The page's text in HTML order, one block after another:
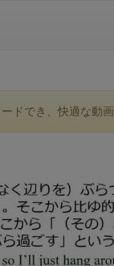
ドでき、快適な動